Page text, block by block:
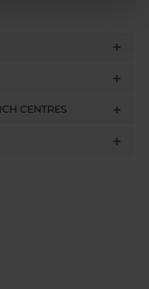
potrebbero combinarle
CENTRES